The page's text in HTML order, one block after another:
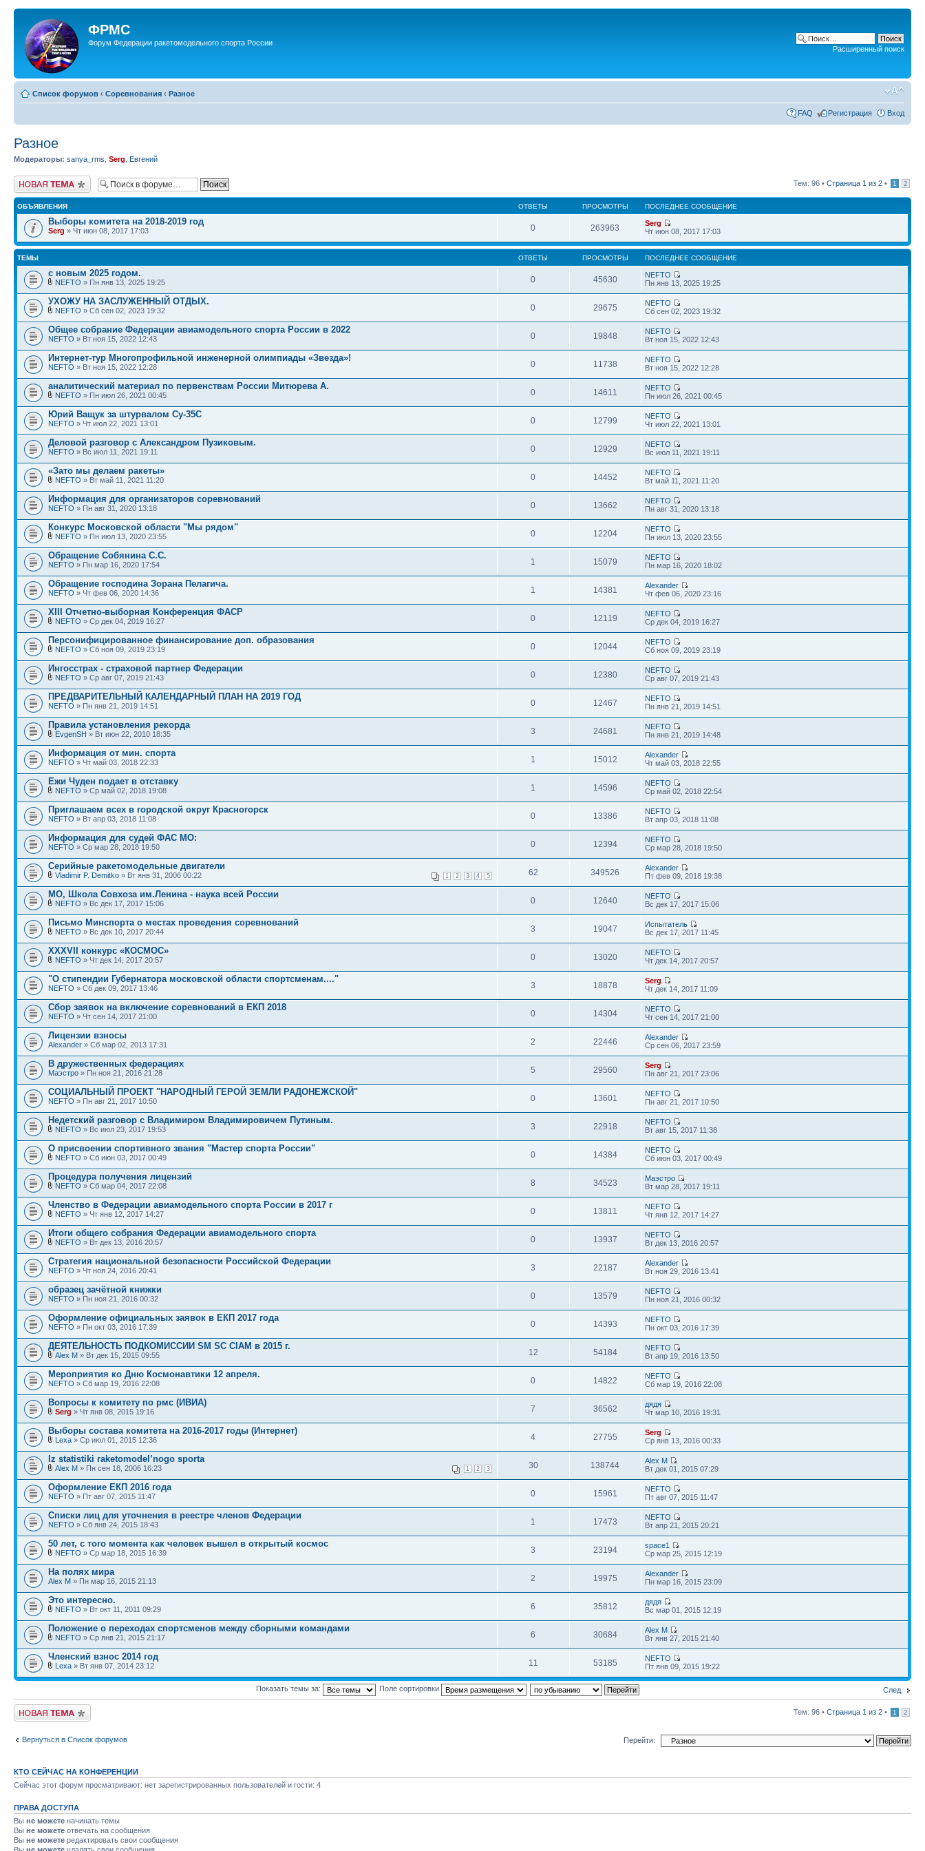
ФРМС
Форум Федерации ракетомодельного спорта России
Расширенный поиск
Список форумов ‹ Соревнования ‹ Разное
FAQ Регистрация Вход
Разное
Модераторы: sanya_rms Serg Евгений
Новая тема Тем: 96 • Страница 1 из 2 • 1 2
ОБЪЯВЛЕНИЯ ОТВЕТЫ ПРОСМОТРЫ ПОСЛЕДНЕЕ СООБЩЕНИЕ
Выборы комитета на 2018-2019 год
Serg » Чт июн 08, 2017 17:03 0 263963
Serg
Чт июн 08, 2017 17:03
ТЕМЫ ОТВЕТЫ ПРОСМОТРЫ ПОСЛЕДНЕЕ СООБЩЕНИЕ
с новым 2025 годом.
NEFTO » Пн янв 13, 2025 19:25 0 45630
NEFTO
Пн янв 13, 2025 19:25
УХОЖУ НА ЗАСЛУЖЕННЫЙ ОТДЫХ.
NEFTO » Сб сен 02, 2023 19:32 0 29675
NEFTO
Сб сен 02, 2023 19:32
Общее собрание Федерации авиамодельного спорта России в 2022
NEFTO » Вт ноя 15, 2022 12:43 0 19848
NEFTO
Вт ноя 15, 2022 12:43
Интернет-тур Многопрофильной инженерной олимпиады «Звезда»!
NEFTO » Вт ноя 15, 2022 12:28 0 11738
NEFTO
Вт ноя 15, 2022 12:28
аналитический материал по первенствам России Митюрева А.
NEFTO » Пн июл 26, 2021 00:45 0 14611
NEFTO
Пн июл 26, 2021 00:45
Юрий Ващук за штурвалом Су-35С
NEFTO » Чт июл 22, 2021 13:01 0 12799
NEFTO
Чт июл 22, 2021 13:01
Деловой разговор с Александром Пузиковым.
NEFTO » Вс июл 11, 2021 19:11 0 12929
NEFTO
Вс июл 11, 2021 19:11
«Зато мы делаем ракеты»
NEFTO » Вт май 11, 2021 11:20 0 14452
NEFTO
Вт май 11, 2021 11:20
Информация для организаторов соревнований
NEFTO » Пн авг 31, 2020 13:18 0 13662
NEFTO
Пн авг 31, 2020 13:18
Конкурс Московской области "Мы рядом"
NEFTO » Пн июл 13, 2020 23:55 0 12204
NEFTO
Пн июл 13, 2020 23:55
Обращение Собянина С.С.
NEFTO » Пн мар 16, 2020 17:54 1 15079
NEFTO
Пн мар 16, 2020 18:02
Обращение господина Зорана Пелагича.
NEFTO » Чт фев 06, 2020 14:36 1 14381
Alexander
Чт фев 06, 2020 23:16
XIII Отчетно-выборная Конференция ФАСР
NEFTO » Ср дек 04, 2019 16:27 0 12119
NEFTO
Ср дек 04, 2019 16:27
Персонифицированное финансирование доп. образования
NEFTO » Сб ноя 09, 2019 23:19 0 12044
NEFTO
Сб ноя 09, 2019 23:19
Ингосстрах - страховой партнер Федерации
NEFTO » Ср авг 07, 2019 21:43 0 12380
NEFTO
Ср авг 07, 2019 21:43
ПРЕДВАРИТЕЛЬНЫЙ КАЛЕНДАРНЫЙ ПЛАН НА 2019 ГОД
NEFTO » Пн янв 21, 2019 14:51 0 12467
NEFTO
Пн янв 21, 2019 14:51
Правила установления рекорда
EvgenSH » Вт июн 22, 2010 18:35 3 24681
NEFTO
Пн янв 21, 2019 14:48
Информация от мин. спорта
NEFTO » Чт май 03, 2018 22:33 1 15012
Alexander
Чт май 03, 2018 22:55
Ежи Чуден подает в отставку
NEFTO » Ср май 02, 2018 19:08 1 14596
NEFTO
Ср май 02, 2018 22:54
Приглашаем всех в городской округ Красногорск
NEFTO » Вт апр 03, 2018 11:08 0 13386
NEFTO
Вт апр 03, 2018 11:08
Информация для судей ФАС МО:
NEFTO » Ср мар 28, 2018 19:50 0 12394
NEFTO
Ср мар 28, 2018 19:50
Серийные ракетомодельные двигатели
1 2 3 4 5
Vladimir P. Demitko » Вт янв 31, 2006 00:22 62 349526
Alexander
Пт фев 09, 2018 19:38
МО, Школа Совхоза им.Ленина - наука всей России
NEFTO » Вс дек 17, 2017 15:06 0 12640
NEFTO
Вс дек 17, 2017 15:06
Письмо Минспорта о местах проведения соревнований
NEFTO » Вс дек 10, 2017 20:44 3 19047
Испытатель
Вс дек 17, 2017 11:45
XXXVII конкурс «КОСМОС»
NEFTO » Чт дек 14, 2017 20:57 0 13020
NEFTO
Чт дек 14, 2017 20:57
"О стипендии Губернатора московской области спортсменам...."
NEFTO » Сб дек 09, 2017 13:46 3 18878
Serg
Чт дек 14, 2017 11:09
Сбор заявок на включение соревнований в ЕКП 2018
NEFTO » Чт сен 14, 2017 21:00 0 14304
NEFTO
Чт сен 14, 2017 21:00
Лицензии взносы
Alexander » Сб мар 02, 2013 17:31 2 22446
Alexander
Ср сен 06, 2017 23:59
В дружественных федерациях
Маэстро » Пн ноя 21, 2016 21:28 5 29560
Serg
Пн авг 21, 2017 23:06
СОЦИАЛЬНЫЙ ПРОЕКТ "НАРОДНЫЙ ГЕРОЙ ЗЕМЛИ РАДОНЕЖСКОЙ"
NEFTO » Пн авг 21, 2017 10:50 0 13601
NEFTO
Пн авг 21, 2017 10:50
Недетский разговор с Владимиром Владимировичем Путиным.
NEFTO » Вс июл 23, 2017 19:53 3 22918
NEFTO
Вт авг 15, 2017 11:38
О присвоении спортивного звания "Мастер спорта России"
NEFTO » Сб июн 03, 2017 00:49 0 14384
NEFTO
Сб июн 03, 2017 00:49
Процедура получения лицензий
NEFTO » Сб мар 04, 2017 22:08 8 34523
Маэстро
Вт мар 28, 2017 19:11
Членство в Федерации авиамодельного спорта России в 2017 г
NEFTO » Чт янв 12, 2017 14:27 0 13811
NEFTO
Чт янв 12, 2017 14:27
Итоги общего собрания Федерации авиамодельного спорта
NEFTO » Вт дек 13, 2016 20:57 0 13937
NEFTO
Вт дек 13, 2016 20:57
Стратегия национальной безопасности Российской Федерации
NEFTO » Чт ноя 24, 2016 20:41 3 22187
Alexander
Вт ноя 29, 2016 13:41
образец зачётной книжки
NEFTO » Пн ноя 21, 2016 00:32 0 13579
NEFTO
Пн ноя 21, 2016 00:32
Оформление официальных заявок в ЕКП 2017 года
NEFTO » Пн окт 03, 2016 17:39 0 14393
NEFTO
Пн окт 03, 2016 17:39
ДЕЯТЕЛЬНОСТЬ ПОДКОМИССИИ SM SC CIAM в 2015 г.
Alex M » Вт дек 15, 2015 09:55 12 54184
NEFTO
Вт апр 19, 2016 13:50
Мероприятия ко Дню Космонавтики 12 апреля.
NEFTO » Сб мар 19, 2016 22:08 0 14822
NEFTO
Сб мар 19, 2016 22:08
Вопросы к комитету по рмс (ИВИА)
Serg » Чт янв 08, 2015 19:16 7 36562
дядя
Чт мар 10, 2016 19:31
Выборы состава комитета на 2016-2017 годы (Интернет)
Lexa » Ср июл 01, 2015 12:36 4 27755
Serg
Ср янв 13, 2016 00:33
Iz statistiki raketomodel’nogo sporta
1 2 3
Alex M » Пн сен 18, 2006 16:23 30 138744
Alex M
Вт дек 01, 2015 07:29
Оформление ЕКП 2016 года
NEFTO » Пт авг 07, 2015 11:47 0 15961
NEFTO
Пт авг 07, 2015 11:47
Списки лиц для уточнения в реестре членов Федерации
NEFTO » Сб янв 24, 2015 18:43 1 17473
NEFTO
Вт апр 21, 2015 20:21
50 лет, с того момента как человек вышел в открытый космос
NEFTO » Ср мар 18, 2015 16:39 3 23194
space1
Ср мар 25, 2015 12:19
На полях мира
Alex M » Пн мар 16, 2015 21:13 2 19975
Alexander
Пн мар 16, 2015 23:09
Это интересно.
NEFTO » Вт окт 11, 2011 09:29 6 35812
дядя
Вс мар 01, 2015 12:19
Положение о переходах спортсменов между сборными командами
NEFTO » Ср янв 21, 2015 21:17 6 30684
Alex M
Вт янв 27, 2015 21:40
Членский взнос 2014 год
Lexa » Вт янв 07, 2014 23:12 11 53185
NEFTO
Пт янв 09, 2015 19:22
След.
Показать темы за: Поле сортировки
Новая тема Тем: 96 • Страница 1 из 2 • 1 2
Вернуться в Список форумов Перейти:
КТО СЕЙЧАС НА КОНФЕРЕНЦИИ
Сейчас этот форум просматривают: нет зарегистрированных пользователей и гости: 4
ПРАВА ДОСТУПА
Вы не можете начинать темы
Вы не можете отвечать на сообщения
Вы не можете редактировать свои сообщения
Вы не можете удалять свои сообщения